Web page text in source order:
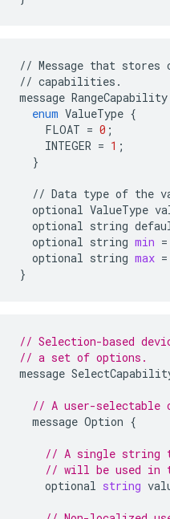
// Message that stores
// capabilities .
message RangeCapability
enum ValueType {
FLOAT = 0 ;
INTEGER = 1 ;
}
// Data type of the
optional ValueType
optional string
optional string min =
optional string max =
}
// Selection-based
// a set of options.
message
// A user-selectable
message Option {
// A single string
// will be used in
optional string